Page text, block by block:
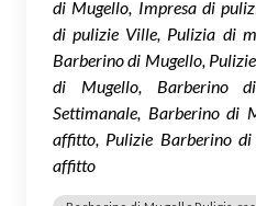
di Mugello, Impresa di
di pulizie Ville, Pulizia di
Barberino di Mugello,
di Mugello, Barberino
Settimanale, Barberino di
affitto, Pulizie Barberino
affitto